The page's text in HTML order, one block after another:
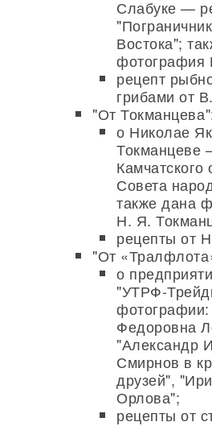
Слабуке —
Востока";
фотография
рецепт
грибами от
"От
о Николае
Токманцеве
Камчатского
Совета
также дана
Н. Я.
рецепты от
"От
о
"УТРФ-
Федоровна
"Александр
Смирнов в
друзей",
Орлова";
рецепты от